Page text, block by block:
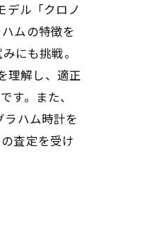
デル「クロノ
ムの特徴を
にも挑戦。
理解し、適正
す。また、
ハム時計を
査定を受け